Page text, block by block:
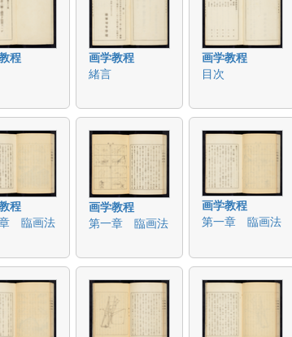
程
画学教程
緒言
画学教程
目次
程
臨画法
画学教程
第一章 臨画法
画学教程
第一章 臨画法